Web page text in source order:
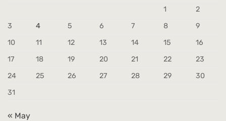
1
2
3
4 5 6 7 8
9
10
11 12 13 14 15
16
17
18 19 20 21 22
23
24
25 26 27 28 29
30
31
« May